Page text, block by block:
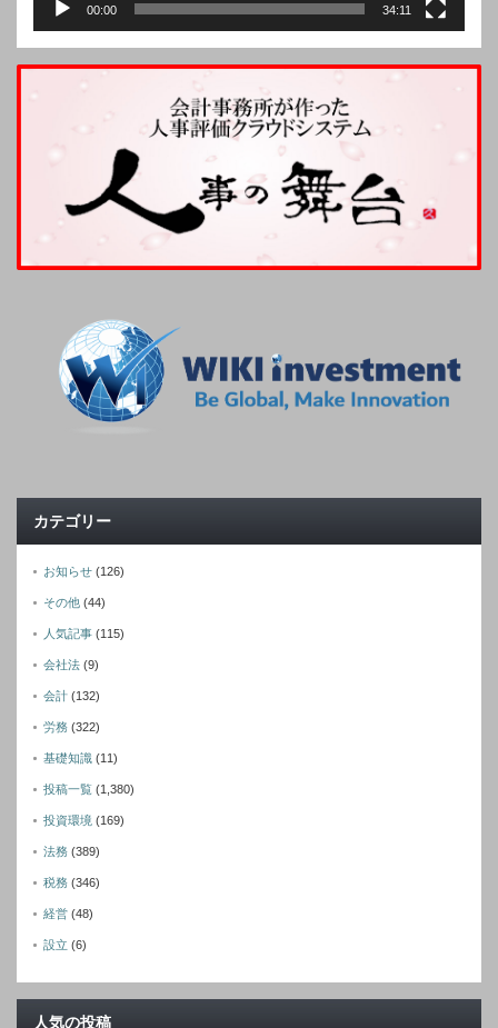
00:00 34:11
カテゴリー
お知らせ (126)
その他 (44)
人気記事 (115)
会社法 (9)
会計 (132)
労務 (322)
基礎知識 (11)
投稿一覧 (1,380)
投資環境 (169)
法務 (389)
税務 (346)
経営 (48)
設立 (6)
人気の投稿